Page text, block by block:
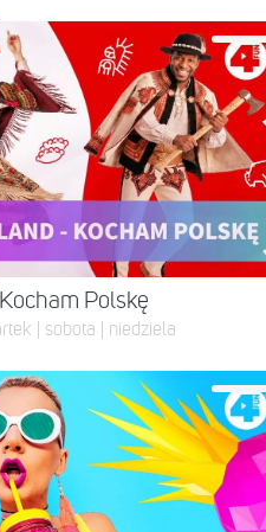
Kocham Polskę
| sobota | niedziela